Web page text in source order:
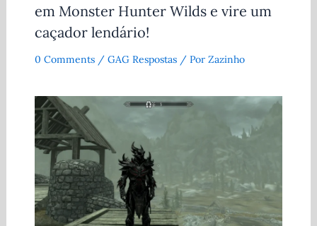
em Monster Hunter Wilds e vire um
caçador lendário!
0 Comments / GAG Respostas/ Por Zazinho